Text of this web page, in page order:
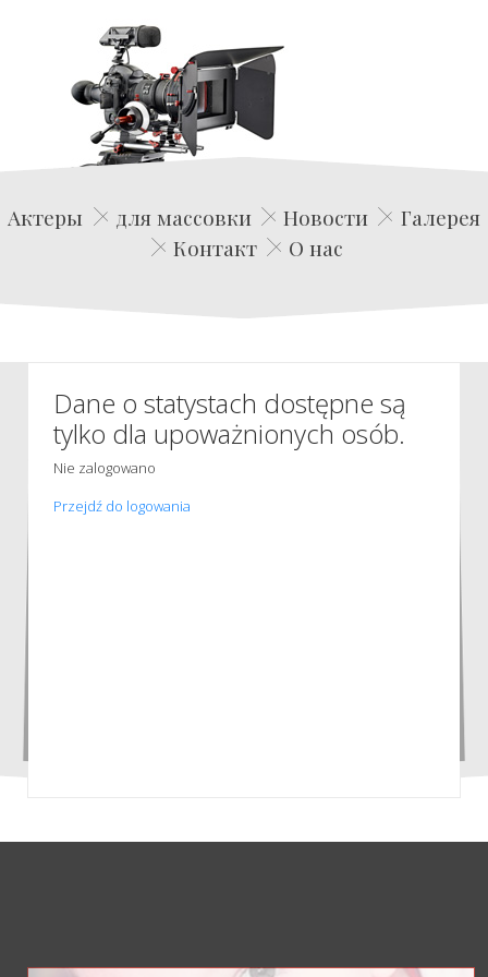
Edwin Film Agencja Aktorska
Актеры для массовки Новости
Галерея
Контакт
О нас
Dane o statystach dostępne są
tylko dla upoważnionych osób.
Nie zalogowano
Przejdź do logowania